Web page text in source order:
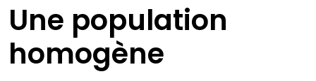
Une population
homogène